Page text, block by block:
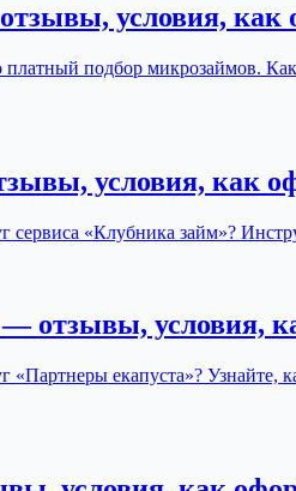
условия, как
подбор микрозаймов.
условия, как
сервиса «Клубника займ»?
отзывы, условия,
«Партнеры екапуста»?